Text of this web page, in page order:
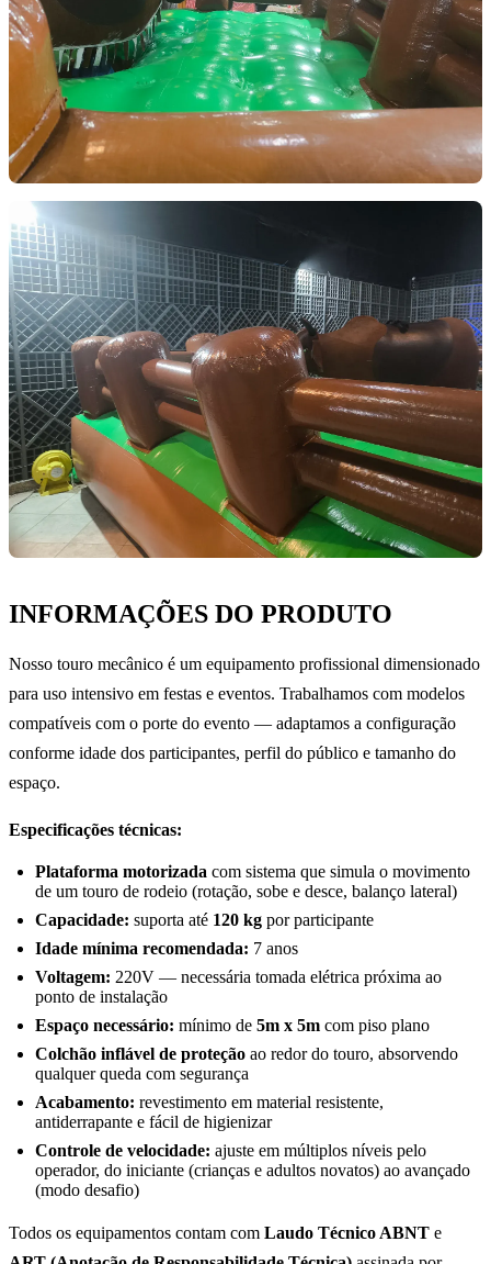
INFORMAÇÕES DO PRODUTO
Nosso touro mecânico é um equipamento profissional dimensionado
para uso intensivo em festas e eventos. Trabalhamos com modelos
compatíveis com o porte do evento — adaptamos a configuração
conforme idade dos participantes, perfil do público e tamanho do
espaço.
Especificações técnicas:
Plataforma motorizada com sistema que simula o movimento
de um touro de rodeio (rotação, sobe e desce, balanço lateral)
Capacidade: suporta até 120 kg por participante
Idade mínima recomendada: 7 anos
Voltagem: 220V — necessária tomada elétrica próxima ao
ponto de instalação
Espaço necessário: mínimo de 5m x 5m com piso plano
Colchão inflável de proteção ao redor do touro, absorvendo
qualquer queda com segurança
Acabamento: revestimento em material resistente,
antiderrapante e fácil de higienizar
Controle de velocidade: ajuste em múltiplos níveis pelo
operador, do iniciante (crianças e adultos novatos) ao avançado
(modo desafio)
Todos os equipamentos contam com Laudo Técnico ABNT e